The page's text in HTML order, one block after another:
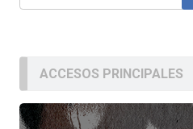
ACCESOS PRINCIPALES